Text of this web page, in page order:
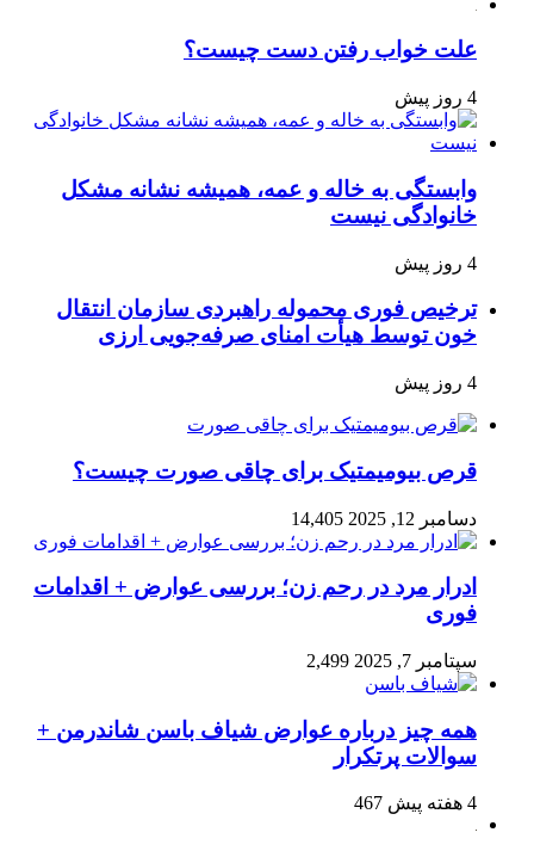
علت خواب رفتن دست چیست؟
4 روز پیش
وابستگی به خاله و عمه، همیشه نشانه مشکل
خانوادگی نیست
4 روز پیش
ترخیص فوری محموله راهبردی سازمان انتقال
خون توسط هیأت امنای صرفه‌جویی ارزی
4 روز پیش
قرص بیومیمتیک برای چاقی صورت چیست؟
دسامبر 12, 2025 14,405
ادرار مرد در رحم زن؛ بررسی عوارض + اقدامات
فوری
سپتامبر 7, 2025 2,499
همه چیز درباره عوارض شیاف باسن شاندرمن +
سوالات پرتکرار
4 هفته پیش 467